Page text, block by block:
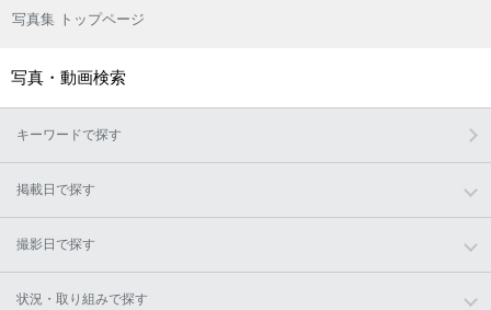
写真集 トップページ
写真・動画検索
キーワードで探す
掲載日で探す
撮影日で探す
状況・取り組みで探す